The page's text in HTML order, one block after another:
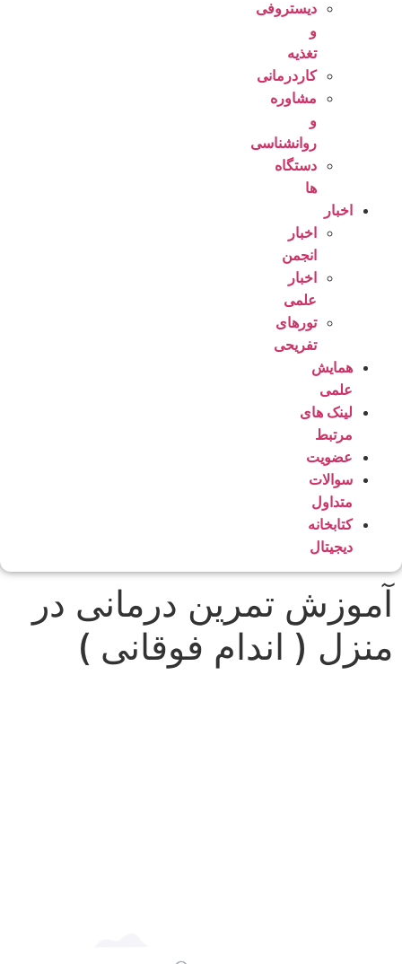
دیستروفی
و
تغذیه
کاردرمانی
مشاوره
و
روانشناسی
دستگاه
ها
اخبار
اخبار
انجمن
اخبار
علمی
تورهای
تفریحی
همایش
علمی
لینک های
مرتبط
عضویت
سوالات
متداول
کتابخانه
دیجیتال
آموزش تمرین درمانی در
منزل ( اندام فوقانی )